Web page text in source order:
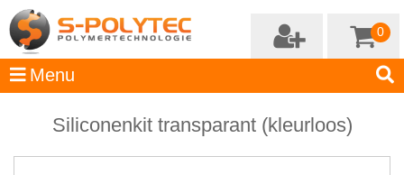
0
Siliconenkit transparant (kleurloos)